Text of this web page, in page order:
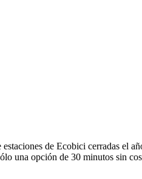
estaciones de Ecobici cerradas el
una opción de 30 minutos sin